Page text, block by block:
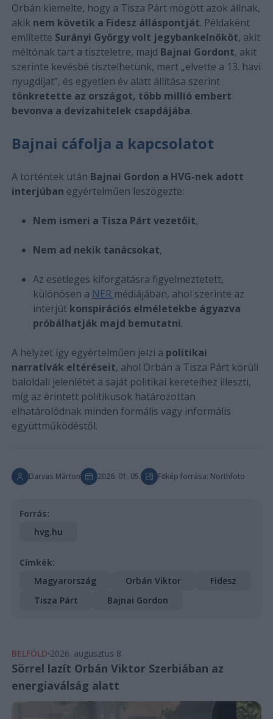
Orbán kiemelte, hogy a Tisza Párt mögött azok állnak,
akik nem követik a Fidesz álláspontját. Példaként
említette Surányi György volt jegybankelnököt, akit
méltónak tart a tiszteletre, majd Bajnai Gordont, akit
szerinte kevésbé tisztelhetünk, mert „elvette a 13. havi
nyugdíjat”, és egyetlen év alatt állítása szerint
tönkretette az országot, több millió embert
bevonva a devizahitelek csapdájába.
Bajnai cáfolja a kapcsolatot
A történtek után Bajnai Gordon a HVG-nek adott
interjúban egyértelműen leszögezte:
Nem ismeri a Tisza Párt vezetőit,
Nem ad nekik tanácsokat,
Az esetleges kiforgatásra figyelmeztetett,
különösen a NER médiájában, ahol szerinte az
interjút konspirációs elméletekbe ágyazva
próbálhatják majd bemutatni.
A helyzet így egyértelműen jelzi a politikai
narratívák eltéréseit, ahol Orbán a Tisza Párt körüli
baloldali jelenlétet a saját politikai kereteihez illeszti,
míg az érintett politikusok határozottan
elhatárolódnak minden formális vagy informális
együttműködéstől.
Darvas Márton 2026. 01. 05. Főkép forrása: Northfoto
Forrás:
hvg.hu
Címkék:
Magyarország
Orbán Viktor
Fidesz
Tisza Párt
Bajnai Gordon
BELFÖLD 2026. augusztus 8.
Sörrel lazít Orbán Viktor Szerbiában az
energiaválság alatt